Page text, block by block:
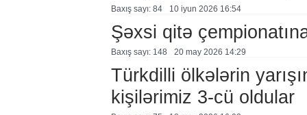
Baxış sayı: 84 10 i̇yun 2026 16:54
Şəxsi qitə
Baxış sayı: 148 20 may 2026 14:29
Türkdilli ölkələrin
kişilərimiz 3-cü oldular